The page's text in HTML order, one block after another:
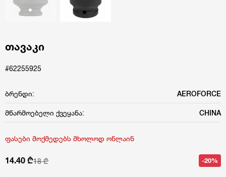
თავაკი
#62255925
ბრენდი: AEROFORCE
მწარმოებელი ქვეყანა: CHINA
ფასები მოქმედებს მხოლოდ ონლაინ
14.40 ₾18 ₾ -20%